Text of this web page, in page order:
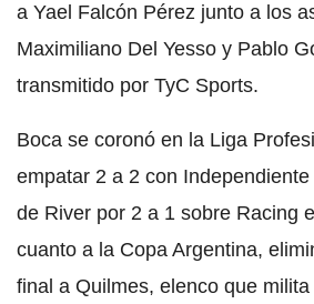
a Yael Falcón Pérez junto a los
Maximiliano Del Yesso y Pablo
transmitido por TyC Sports.
Boca se coronó en la Liga
empatar 2 a 2 con
de River por 2 a 1 sobre Racing
cuanto a la Copa Argentina,
final a Quilmes, elenco que